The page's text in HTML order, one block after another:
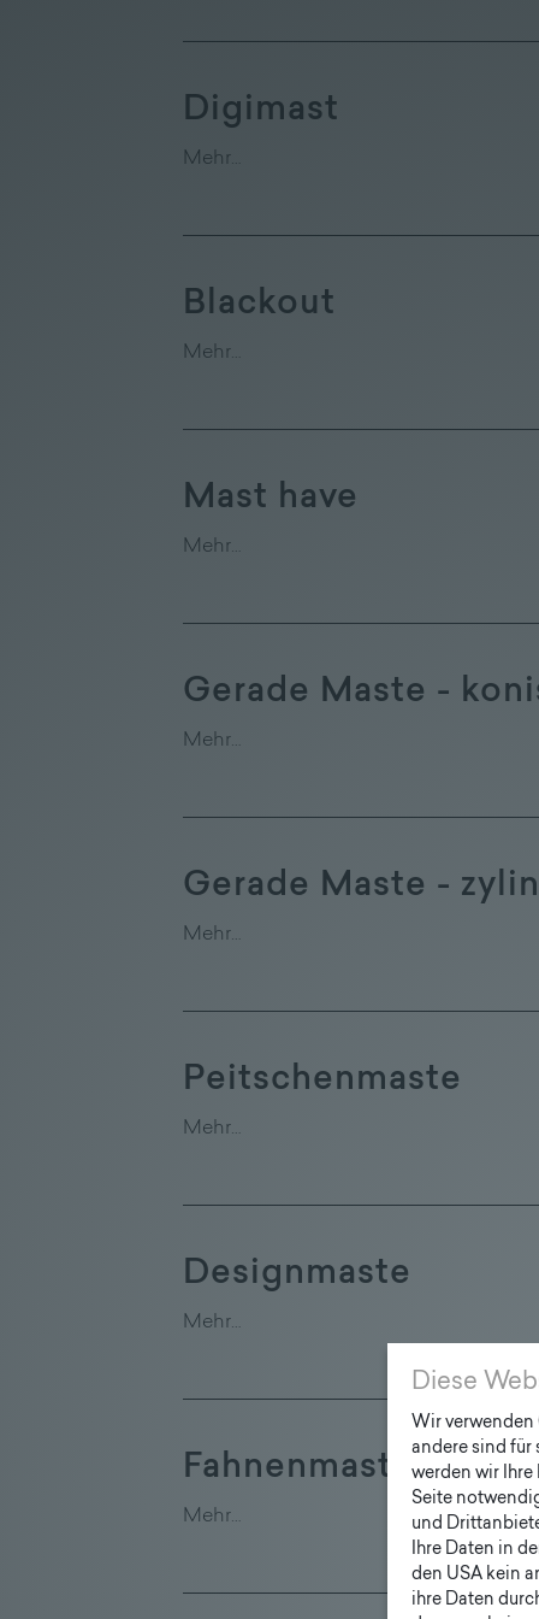
Digimast
Mehr…
Blackout
Mehr…
Mast have
Mehr…
Gerade Maste -
Mehr…
Gerade Maste -
Mehr…
Peitschenmaste
Mehr…
Designmaste
Mehr…
Fahnenmast
Mehr…
Diese
Wir verwenden
andere sind für
werden wir Ihre
Seite
und
Ihre Daten in
den USA kein
ihre Daten